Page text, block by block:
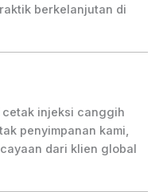
berkelanjutan di
injeksi canggih
penyimpanan kami,
dari klien global